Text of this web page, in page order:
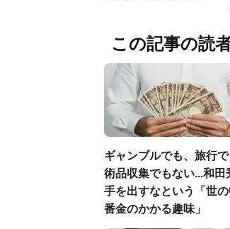
この記事の読
ギャンブルでも、旅行
術品収集でもない...和田
手を出すなという「世
番金のかかる趣味」